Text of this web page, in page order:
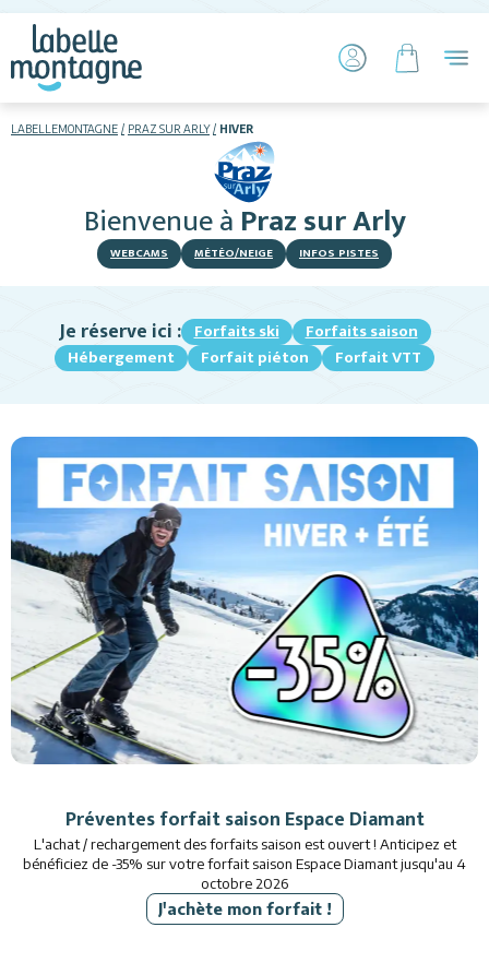
LABELLEMONTAGNE PRAZ SUR ARLY HIVER
Bienvenueà Praz sur Arly
WEBCAMS MÉTÉO/NEIGE INFOS PISTES
Activités
Restaurants
Animations
Services
Je réserve ici : Forfaits ski
Forfaits saison
Hébergement
Forfait piéton Forfait VTT
Préventes forfait saison Espace Diamant
L'achat / rechargement des forfaits saison est ouvert ! Anticipez et
bénéficiez de -35% sur votre forfait saison Espace Diamant jusqu'au 4
octobre 2026
J'achète mon forfait !